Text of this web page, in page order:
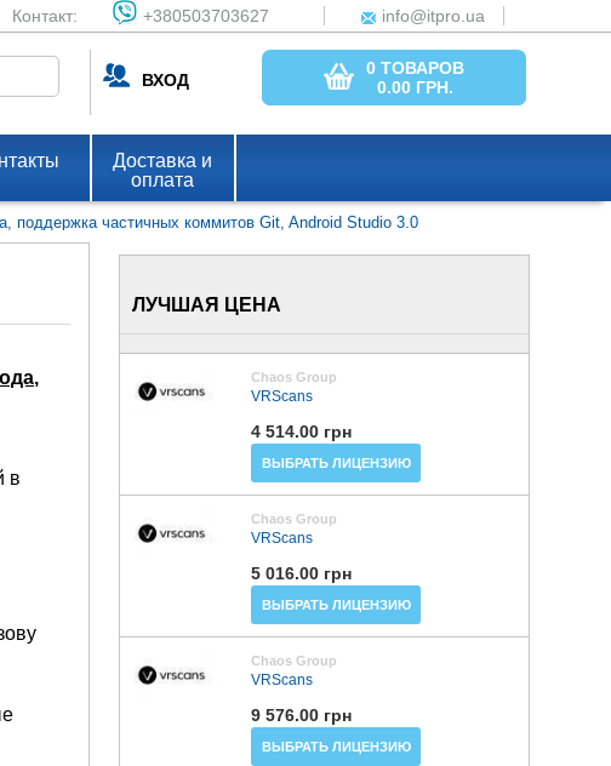
Контакт: +380503703627 info@itpro.ua
ВХОД
0 ТОВАРОВ
0.00 ГРН.
Доставка и
оплата
частичных коммитов Git, Android Studio 3.0
в
ЛУЧШАЯ ЦЕНА
Chaos Group
VRScans
4 514.00 грн
ВЫБРАТЬ ЛИЦЕНЗИЮ
Chaos Group
VRScans
5 016.00 грн
ВЫБРАТЬ ЛИЦЕНЗИЮ
Chaos Group
VRScans
9 576.00 грн
ВЫБРАТЬ ЛИЦЕНЗИЮ